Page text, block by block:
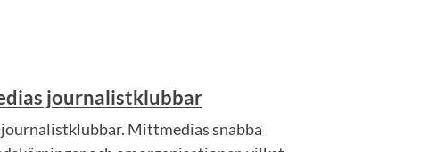
journalistklubbar
Mittmedias snabba